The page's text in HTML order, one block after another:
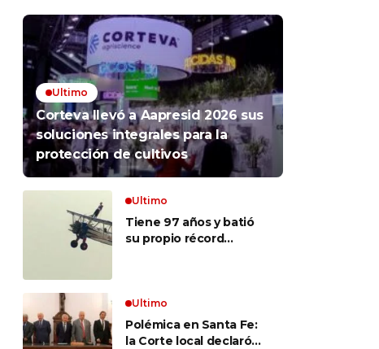
Ultimo
Corteva llevó a Aapresid 2026 sus
soluciones integrales para la
protección de cultivos
Ultimo
Tiene 97 años y batió
su propio récord
sobre las alas de un
avión en movimiento:
«Las palabras ‘no
Ultimo
Polémica en Santa Fe:
la Corte local declaró